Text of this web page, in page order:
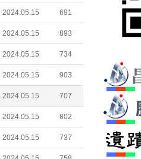
2024.05.15 691
2024.05.15 893
2024.05.15 734
2024.05.15 903
2024.05.15 707
2024.05.15 802
2024.05.15 737